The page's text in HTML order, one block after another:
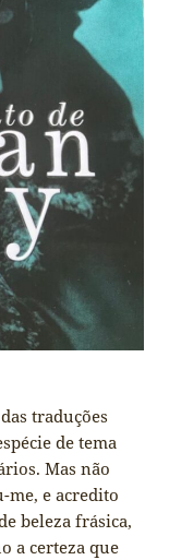
traduções
de tema
Mas não
e acredito
beleza frásica,
a certeza que